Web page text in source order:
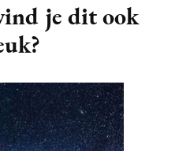
je dit ook